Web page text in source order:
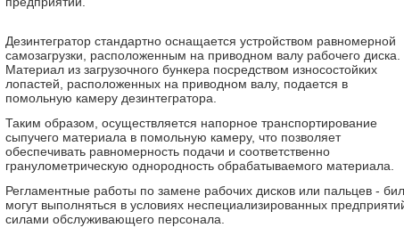
Дезинтегратор стандартно оснащается устройством равномерной
самозагрузки, расположенным на приводном валу рабочего диска.
Материал из загрузочного бункера посредством износостойких
лопастей, расположенных на приводном валу, подается в
помольную камеру дезинтегратора.
Таким образом, осуществляется напорное транспортирование
сыпучего материала в помольную камеру, что позволяет
обеспечивать равномерность подачи и соответственно
гранулометрическую однородность обрабатываемого материала.
Регламентные работы по замене рабочих дисков или пальцев - бил
могут выполняться в условиях неспециализированных
силами обслуживающего персонала.